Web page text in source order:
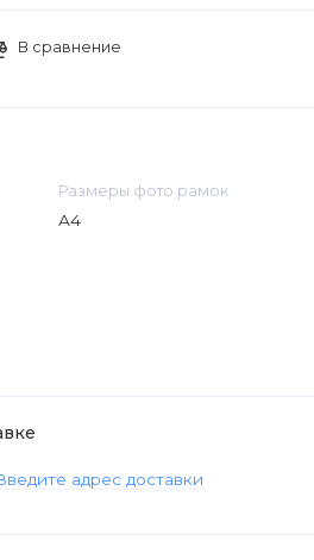
В сравнение
Размеры фото рамок
А4
адрес доставки